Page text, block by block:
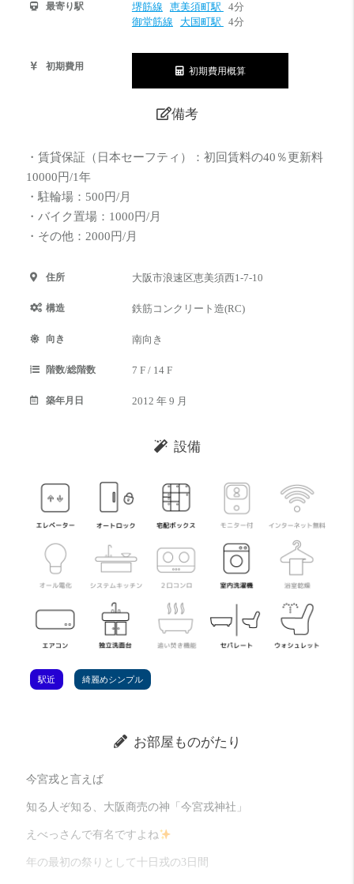
最寄り駅
堺筋線
恵美須町駅
4分
御堂筋線
大国町駅 4分
初期費用 初期費用概算
備考
・賃貸保証（日本セーフティ）：初回賃料の40％更新料
10000円/1年
・駐輪場：500円/月
・バイク置場：1000円/月
・その他：2000円/月
住所 大阪市浪速区恵美須西1-7-10
構造 鉄筋コンクリート造(RC)
向き 南向き
階数/総階数 7 F / 14 F
築年月日 2012 年 9 月
設備
駅近 綺麗めシンプル
お部屋ものがたり
今宮戎と言えば
知る人ぞ知る、大阪商売の神「今宮戎神社」
えべっさんで有名ですよね
年の最初の祭りとして十日戎の3日間